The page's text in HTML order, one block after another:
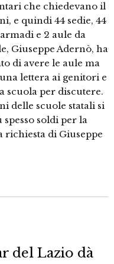
che chiedevano il
e quindi 44 sedie, 44
e 2 aule da
Giuseppe Adernò, ha
di avere le aule ma
lettera ai genitori e
scuola per discutere.
delle scuole statali si
soldi per la
richiesta di Giuseppe
del Lazio dà